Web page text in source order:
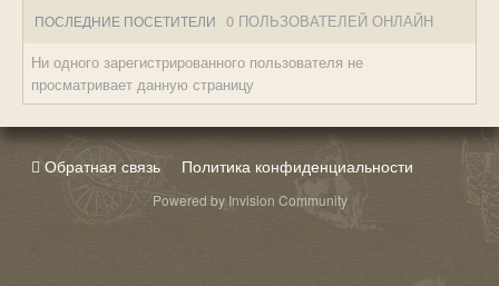
ПОСЛЕДНИЕ ПОСЕТИТЕЛИ 0 ПОЛЬЗОВАТЕЛЕЙ ОНЛАЙН
Ни одного зарегистрированного пользователя не
просматривает данную страницу
Обратная связь Политика конфиденциальности
Powered by Invision Community